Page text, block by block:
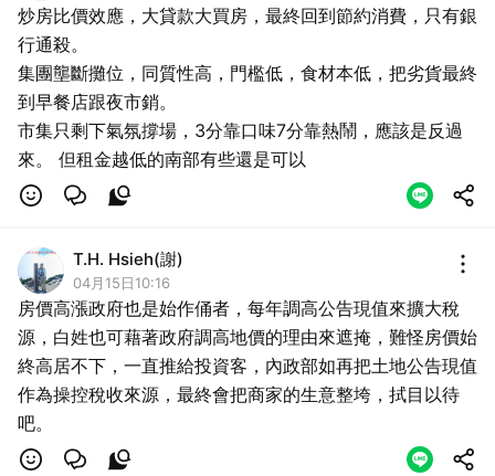
炒房比價效應，大貸款大買房，最終回到節約消費，只有銀
行通殺。
集團壟斷攤位，同質性高，門檻低，食材本低，把劣貨最終
到早餐店跟夜市銷。
市集只剩下氣氛撐場，3分靠口味7分靠熱鬧，應該是反過
來。 但租金越低的南部有些還是可以
T.H. Hsieh(謝)
04月15日10:16
房價高漲政府也是始作俑者，每年調高公告現值來擴大稅
源，白姓也可藉著政府調高地價的理由來遮掩，難怪房價始
終高居不下，一直推給投資客，內政部如再把土地公告現值
作為操控稅收來源，最終會把商家的生意整垮，拭目以待
吧。